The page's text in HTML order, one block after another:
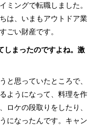
ミングで転職しました。
は、いまもアウトドア業
ごい財産です。
しまったのですよね。激
思っていたところで、
ようになって、料理を作
ロケの段取りをしたり、
になったんです。キャン